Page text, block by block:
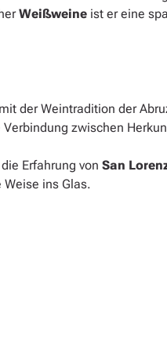
Weißweine ist er eine
der Weintradition der
zwischen
Erfahrung von San
ins Glas.